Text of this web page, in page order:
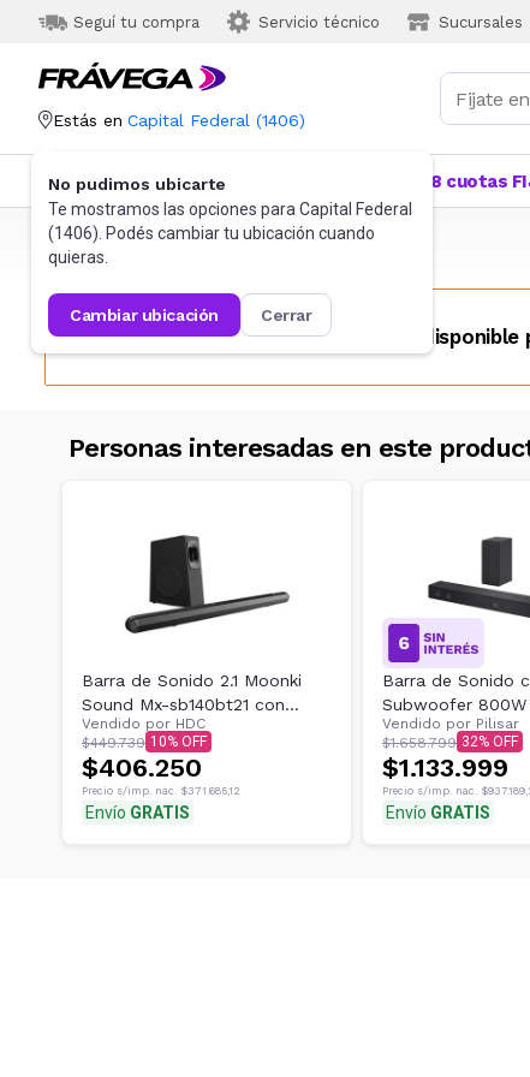
Seguí tu compra Servicio técnico Sucursales
Estás en Capital Federal (1406)
No pudimos ubicarte
Te mostramos las opciones para Capital Federal
(1406). Podés cambiar tu ubicación cuando
quieras.
cambiar ubicación cerrar
Categorías Más Vendidos 18 cuotas
Frávega Audio Home Theater
Este producto no se encuentra disponible
Personas interesadas en este
Barra de Sonido 2.1 Moonki
Sound Mx-sb140bt21 con
Subwoofer Inalámbrico
Procesador Dsp
Vendido por HDC
$449.739 10
$406.250
Precio s/imp. nac. $371.685,12
Envío GRATIS
Barra de Sonido
Subwoofer 800W
SH7Q
Vendido por Pilisar
$1.658.799 32
$1.133.999
Precio s/imp. nac.
Envío GRATIS